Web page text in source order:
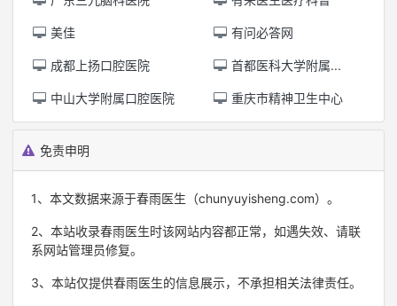
美佳 有问必答网
成都上扬口腔医院 首都医科大学附属...
中山大学附属口腔医院 重庆市精神卫生中心
免责申明
1、本文数据来源于春雨医生（chunyuyisheng.com）。
2、本站收录春雨医生时该网站内容都正常，如遇失效、请联
系网站管理员修复。
3、本站仅提供春雨医生的信息展示，不承担相关法律责任。